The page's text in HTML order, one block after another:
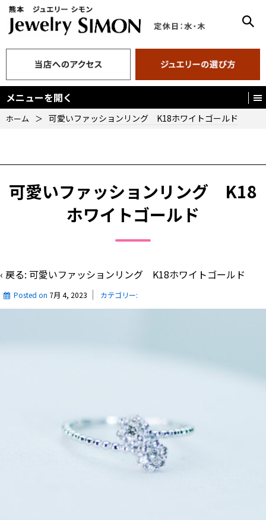
メニューを開く
ホーム ＞ 可愛いファッションリング K18ホワイトゴールド
可愛いファッションリング K18
ホワイトゴールド
‹ 戻る: 可愛いファッションリング K18ホワイトゴールド
Posted on 7月 4, 2023 カテゴリー: